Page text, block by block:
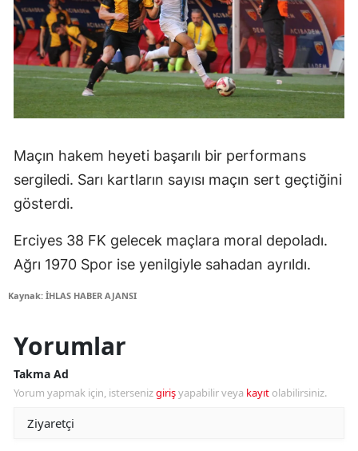
Maçın hakem heyeti başarılı bir performans
sergiledi. Sarı kartların sayısı maçın sert geçtiğini
gösterdi.
Erciyes 38 FK gelecek maçlara moral depoladı.
Ağrı 1970 Spor ise yenilgiyle sahadan ayrıldı.
Kaynak: İHLAS HABER AJANSI
Yorumlar
Takma Ad
Yorum yapmak için, istersenizgirişyapabilir veya kayıt olabilirsiniz.